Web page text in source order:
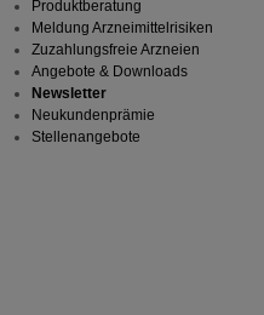
Produktberatung
Meldung Arzneimittelrisiken
Zuzahlungsfreie Arzneien
Angebote & Downloads
Newsletter
Neukundenprämie
Stellenangebote